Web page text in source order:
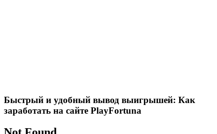
Быстрый и удобный вывод выигрышей: Как
заработать на сайте PlayFortuna